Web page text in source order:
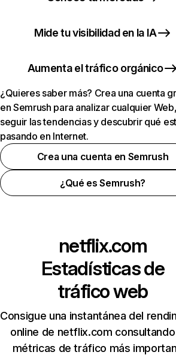
Mide tu visibilidad en la IA
Aumenta el tráfico orgánico
¿Quieres saber más? Crea una cuenta
en Semrush para analizar cualquier
seguir las tendencias y descubrir qué
pasando en Internet.
Crea una cuenta en Semrush
¿Qué es Semrush?
netflix.com
Estadísticas de
tráfico web
Consigue una instantánea del
online de netflix.com
métricas de tráfico más